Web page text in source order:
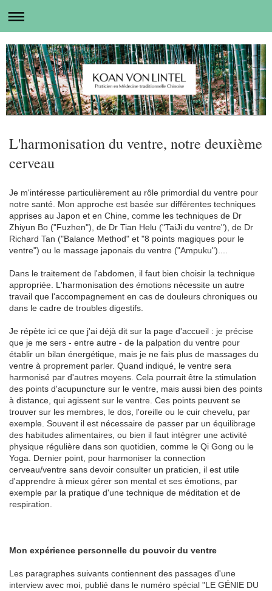
L'harmonisation du ventre, notre deuxième
cerveau
Je m'intéresse particulièrement au rôle primordial du ventre pour
notre santé. Mon approche est basée sur différentes techniques
apprises au Japon et en Chine, comme les techniques de Dr
Zhiyun Bo ("Fuzhen"), de Dr Tian Helu ("TaiJi du ventre"), de Dr
Richard Tan ("Balance Method" et "8 points magiques pour le
ventre") ou le massage japonais du ventre ("Ampuku")....
Dans le traitement de l'abdomen, il faut bien choisir la technique
appropriée. L'harmonisation des émotions nécessite un autre
travail que l'accompagnement en cas de douleurs chroniques ou
dans le cadre de troubles digestifs.
Je répète ici ce que j'ai déjà dit sur la page d'accueil : je précise
que je me sers - entre autre - de la palpation du ventre pour
établir un bilan énergétique, mais je ne fais plus de massages du
ventre à proprement parler. Quand indiqué, le ventre sera
harmonisé par d'autres moyens. Cela pourrait être la stimulation
des points d'acupuncture sur le ventre, mais aussi bien des points
à distance, qui agissent sur le ventre. Ces points peuvent se
trouver sur les membres, le dos, l'oreille ou le cuir chevelu, par
exemple. Souvent il est nécessaire de passer par un équilibrage
des habitudes alimentaires, ou bien il faut intégrer une activité
physique régulière dans son quotidien, comme le Qi Gong ou le
Yoga. Dernier point, pour harmoniser la connection
cerveau/ventre sans devoir consulter un praticien, il est utile
d'apprendre à mieux gérer son mental et ses émotions, par
exemple par la pratique d'une technique de méditation et de
respiration.
Mon expérience personnelle du pouvoir du ventre
Les paragraphes suivants contiennent des passages d'une
interview avec moi, publié dans le numéro spécial "LE GÉNIE DU